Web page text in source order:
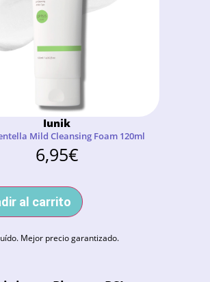
Iunik
Mild Cleansing Foam 120ml
6,95€
al carrito
Mejor precio garantizado.